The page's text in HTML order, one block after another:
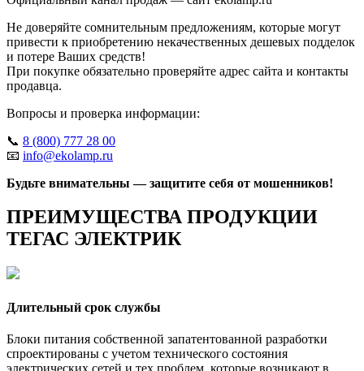
Не доверяйте сомнительным предложениям, которые могут
привести к приобретению некачественных дешевых подделок
и потере Ваших средств!
При покупке обязательно проверяйте адрес сайта и контакты
продавца.
Вопросы и проверка информации:
📞 8 (800) 777 28 00
📧 info@ekolamp.ru
Будьте внимательны — защитите себя от мошенников!
ПРЕИМУЩЕСТВА ПРОДУКЦИИ
ТЕГАС ЭЛЕКТРИК
Длительный срок службы
Блоки питания собственной запатентованной разработки
спроектированы с учетом технического состояния
электрических сетей и тех проблем, которые возникают в